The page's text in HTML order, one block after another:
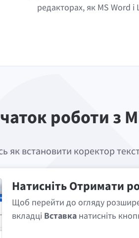
редакторах, як MS Word і
роботи з
як встановити коректор
НатиснітьОтримати
Щоб перейти до огляду
вкладці Вставка натисніть